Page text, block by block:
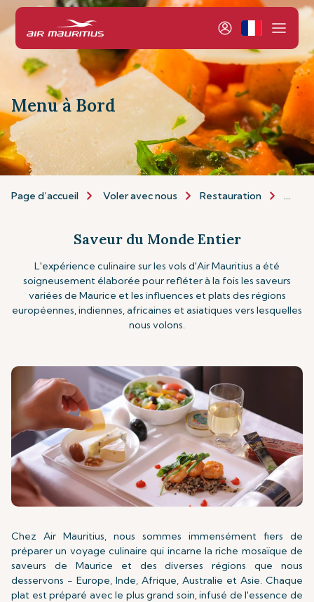
Menu à Bord
Page d’accueil Voler avec nous Restauration Menu
Saveur du Monde Entier
L'expérience culinaire sur les vols d'Air Mauritius a été
soigneusement élaborée pour refléter à la fois les saveurs
variées de Maurice et les influences et plats des régions
européennes, indiennes, africaines et asiatiques vers lesquelles
nous volons.
Chez Air Mauritius, nous sommes immensément fiers de
préparer un voyage culinaire qui incarne la riche mosaïque de
saveurs de Maurice et des diverses régions que nous
desservons - Europe, Inde, Afrique, Australie et Asie. Chaque
plat est préparé avec le plus grand soin, infusé de l'essence de